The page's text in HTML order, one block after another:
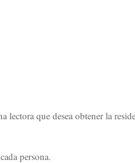
que desea obtener la
persona.